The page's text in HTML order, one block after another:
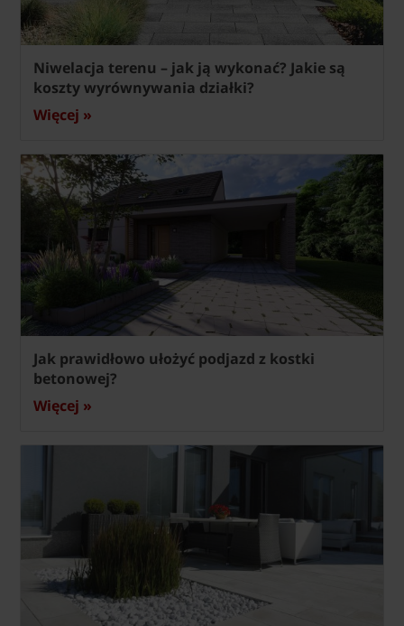
Niwelacja terenu – jak ją wykonać? Jakie są
koszty wyrównywania działki?
Więcej »
Jak prawidłowo ułożyć podjazd z kostki
betonowej?
Więcej »